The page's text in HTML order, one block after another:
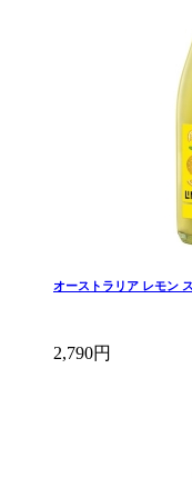
オーストラリア レモン
2,790円